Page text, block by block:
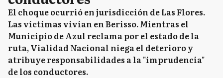
El choque ocurrió en jurisdicción de Las Flores.
Las víctimas vivían en Berisso. Mientras el
Municipio de Azul reclama por el estado de la
ruta, Vialidad Nacional niega el deterioro y
atribuye responsabilidades a la "imprudencia"
de los conductores.